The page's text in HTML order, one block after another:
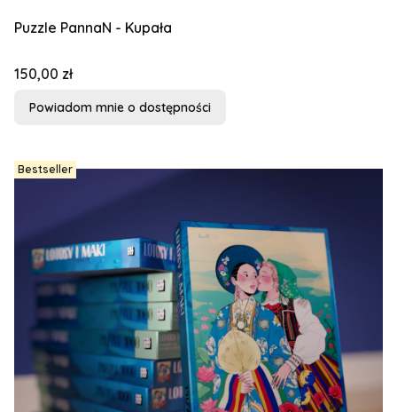
Puzzle PannaN - Kupała
Cena
150,00 zł
Powiadom mnie o dostępności
Bestseller